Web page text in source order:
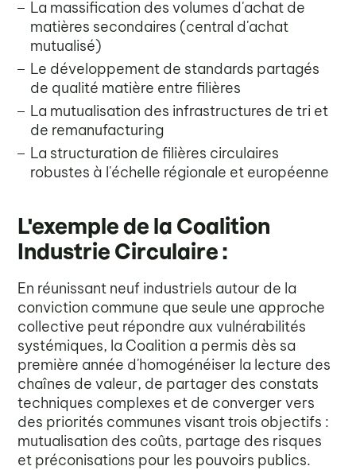
La massification des volumes d'achat de
matières secondaires (central d'achat
mutualisé)
Le développement de standards partagés
de qualité matière entre filières
La mutualisation des infrastructures de tri et
de remanufacturing
La structuration de filières circulaires
robustes à l'échelle régionale et européenne
L'exemple de la Coalition
Industrie Circulaire :
En réunissant neuf industriels autour de la
conviction commune que seule une approche
collective peut répondre aux vulnérabilités
systémiques, la Coalition a permis dès sa
première année d'homogénéiser la lecture des
chaînes de valeur, de partager des constats
techniques complexes et de converger vers
des priorités communes visant trois objectifs :
mutualisation des coûts, partage des risques
et préconisations pour les pouvoirs publics.